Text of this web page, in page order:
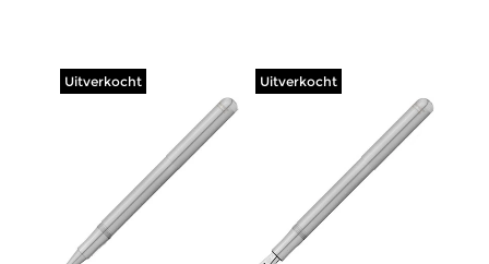
Uitverkocht Uitverkocht